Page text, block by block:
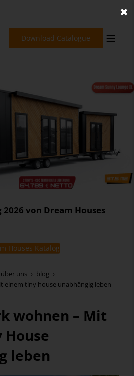
Download Catalogue
2026 von Dream Houses
Houses Katalog
über uns
blog
einem tiny house unabhängig leben
wohnen – Mit
leben
✖